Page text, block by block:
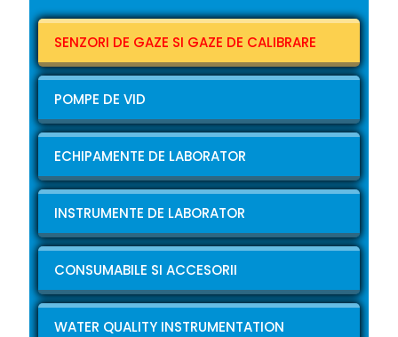
SENZORI DE GAZE SI GAZE DE CALIBRARE
POMPE DE VID
ECHIPAMENTE DE LABORATOR
INSTRUMENTE DE LABORATOR
CONSUMABILE SI ACCESORII
WATER QUALITY INSTRUMENTATION